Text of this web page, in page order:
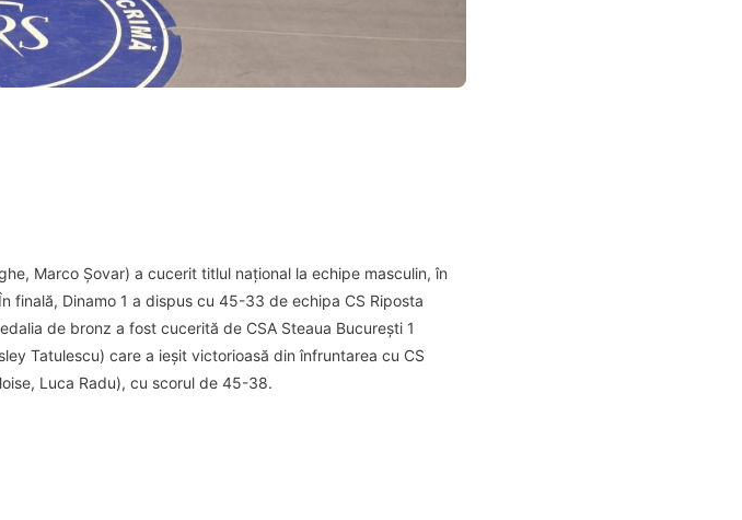
Marco Șovar) a cucerit titlul național la echipe masculin, în
finală, Dinamo 1 a dispus cu 45-33 de echipa CS Riposta
de bronz a fost cucerită de CSA Steaua București 1
Tatulescu) care a ieșit victorioasă din înfruntarea cu CS
Luca Radu), cu scorul de 45-38.